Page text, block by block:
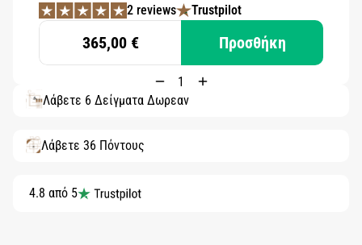
2 reviews Trustpilot
365,00 € Προσθήκη
Λάβετε 6 Δείγματα Δωρεάν
Λάβετε 36 Πόντους
4.8 από 5